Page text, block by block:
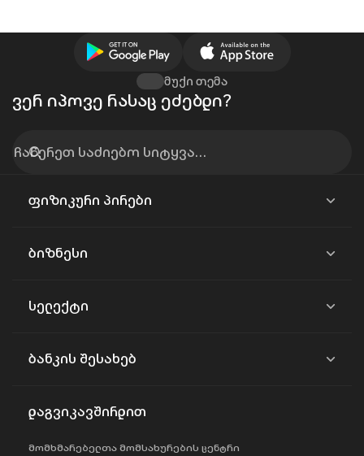
ვერ იპოვე რასაც ეძებდი?
მუქი თემა
ფიზიკური პირები
ბიზნესი
სელექტი
ბანკის შესახებ
დაგვიკავშირდით
მომხმარებელთა მომსახურების ცენტრი